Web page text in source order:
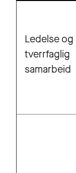
Ledelse og
tverrfaglig
samarbeid